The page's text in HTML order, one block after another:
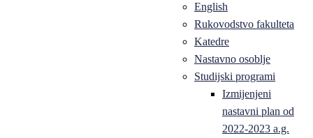
English
Rukovodstvo fakulteta
Katedre
Nastavno osoblje
Studijski programi
Izmijenjeni
nastavni plan od
2022-2023 a.g.